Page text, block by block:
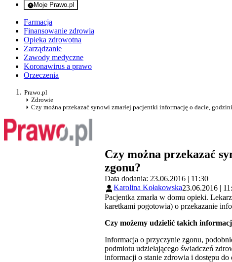
Moje Prawo.pl
- rejestracja i logowanie do serwisu
Farmacja
Finansowanie zdrowia
Opieka zdrowotna
Zarządzanie
Zawody medyczne
Koronawirus a prawo
Orzeczenia
Prawo.pl
Zdrowie
Czy można przekazać synowi zmarłej pacjentki informację o dacie,
Czy można przekazać
zgonu?
Data dodania: 23.06.2016 | 11:30
Karolina Kołakowska23.06.2016 |
Pacjentka zmarła w domu opieki.
karetkami pogotowia) o przekazanie
Czy możemy udzielić takich
Informacja o przyczynie zgonu,
podmiotu udzielającego świadczeń
informacji o stanie zdrowia i dostępu do